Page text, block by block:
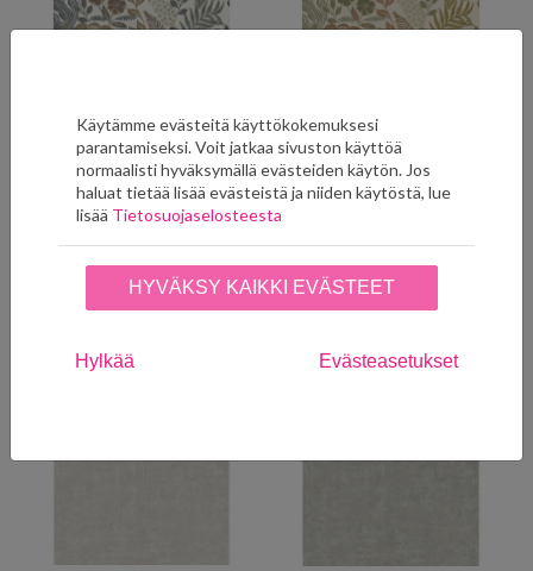
54,00€
LISÄÄ SUOSIKKEIHIN
54,00€
LISÄÄ SUOSIKKEIHIN
Näytä kaikki tuotteet (27)
Structured Walls
Käytämme evästeitä käyttökokemuksesi
parantamiseksi. Voit jatkaa sivuston käyttöä
normaalisti hyväksymällä evästeiden käytön. Jos
haluat tietää lisää evästeistä ja niiden käytöstä, lue
lisää Tietosuojaselosteesta
HYVÄKSY KAIKKI EVÄSTEET
Hylkää Evästeasetukset